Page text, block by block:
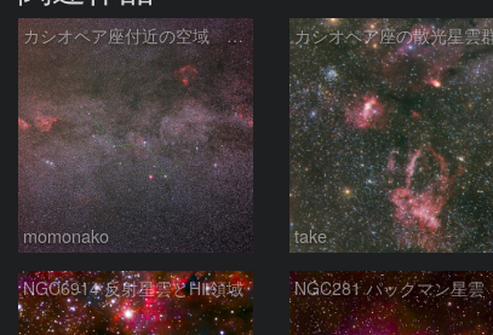
カシオペア座付近の空域 260720
momonako
カシオペア座の散光星雲
take
NGC6914 反射星雲とHⅡ領域 NGC281 パックマン星雲